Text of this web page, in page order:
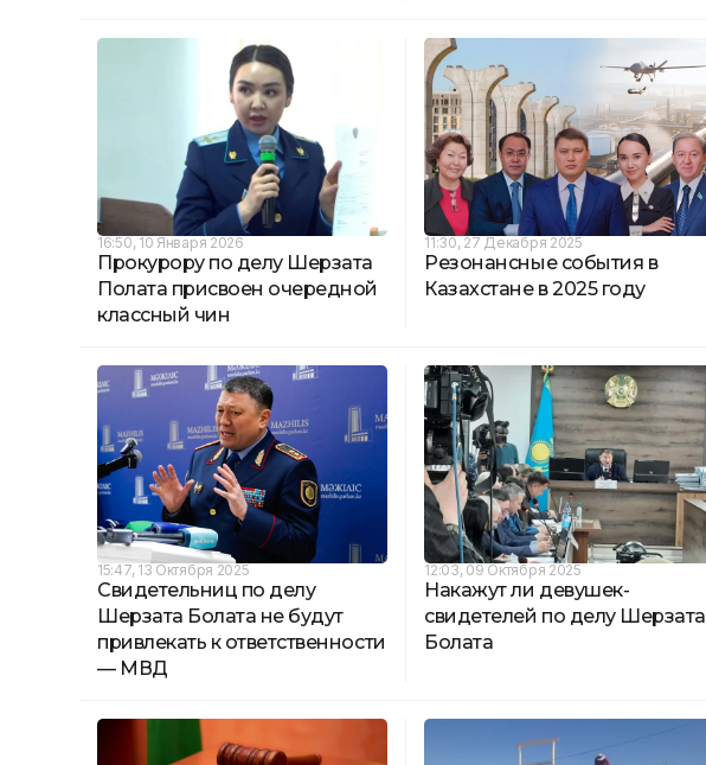
16:50, 10 Января 2026
Прокурору по делу Шерзата
Полата присвоен очередной
классный чин
11:30, 27 Декабря 2025
Резонансные события в
Казахстане в 2025 году
15:47, 13 Октября 2025
Свидетельниц по делу
Шерзата Болата не будут
привлекать к ответственности
— МВД
12:03, 09 Октября 2025
Накажут ли девушек-
свидетелей по делу Шерзата
Болата